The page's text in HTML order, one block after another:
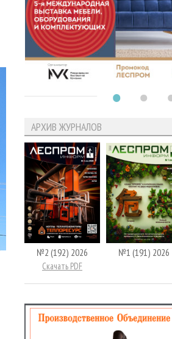
АРХИВ ЖУРНАЛОВ
№2 (192) 2026
Скачать PDF
№1 (191) 2026